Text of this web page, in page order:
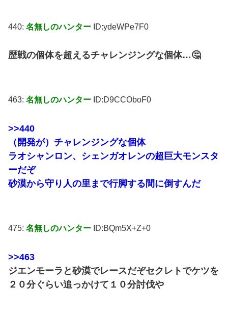
440: 名無しのハンター ID:ydeWPe7F0
歴戦の個体を超えるチャレンジングな個体…🤔
463: 名無しのハンター ID:D9CCOboF0
>>440
（開発が）チャレンジングな個体
ラオシャンロン、シェンガオレンの超巨大モンスタ
ーだぞ
砂漠から守り人の里まで行脚する間に倒すんだ
475: 名無しのハンター ID:BQm5X+Z+0
>>463
ジエンモーラと砂漠でレースだぞセクレトでケツを
２０分ぐらい追っかけて１０分討伐や